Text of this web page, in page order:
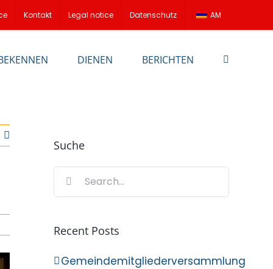
Kontakt Legal notice Datenschutz AM
DIENEN BERICHTEN
Suche
Search
for:
Recent Posts
Gemeindemitgliederversammlung